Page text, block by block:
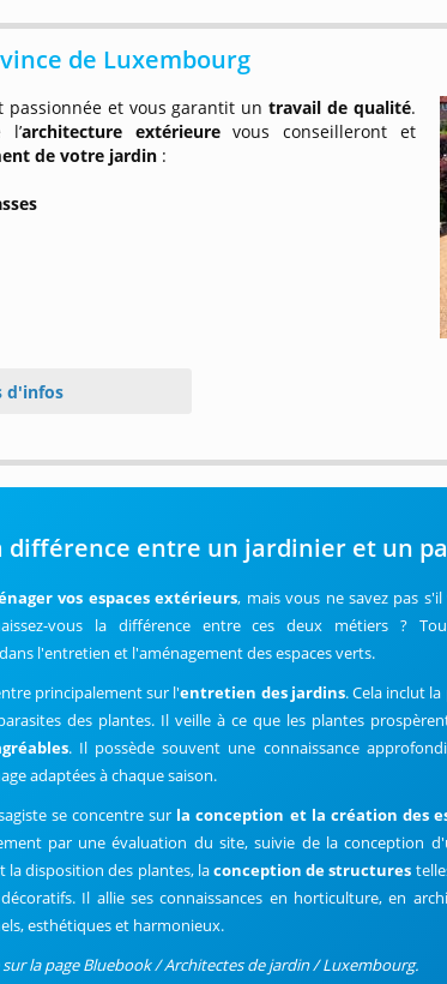
de Luxembourg
passionnée et vous garantit untravail de qualité.
l’architecture extérieurevous conseilleront et
de votre jardin :
d'infos
différence entre un jardinier et un
vos espaces extérieurs, mais vous ne savez pas
vous la différence entre ces deux métiers ?
dans l'entretien et l'aménagement des espaces verts.
principalement sur l'entretien des jardins. Cela inclut
des plantes. Il veille à ce que les plantes
. Il possède souvent une connaissance
adaptées à chaque saison.
se concentre sur la conception et la création des
par une évaluation du site, suivie de la conception
la disposition des plantes, laconception de structures
Il allie ses connaissances en horticulture, en
esthétiques et harmonieux.
la page Bluebook / Architectes de jardin / Luxembourg.